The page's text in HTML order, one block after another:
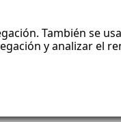
También se
y analizar el